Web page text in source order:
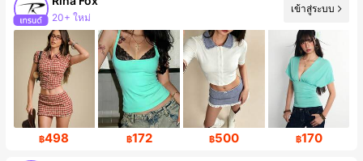
20+ ใหม่
ผู้ติดตาม 139K คน
เข้าสู่ระบบ
฿498 ฿172 ฿500 ฿170